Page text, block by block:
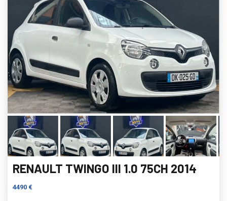
RENAULT TWINGO III 1.0 75CH 2014
4490 €